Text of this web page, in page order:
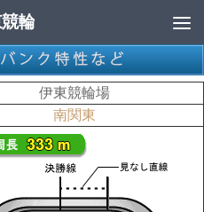
輪
伊東競輪場
南関東